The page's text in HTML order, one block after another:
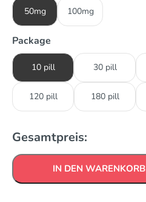
50mg 100mg
Package
10 pill 30 pill
120 pill 180 pill
Gesamtpreis:
IN DEN WARENKORB